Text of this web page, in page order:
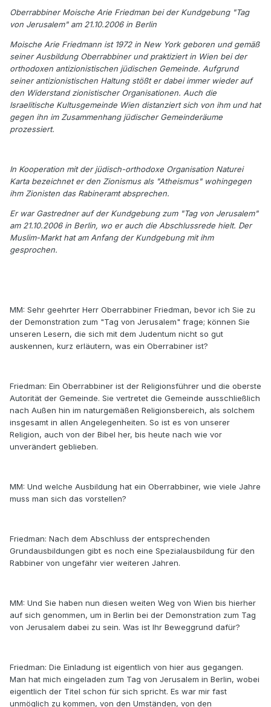
Oberrabbiner Moische Arie Friedman bei der Kundgebung "Tag
von Jerusalem" am 21.10.2006 in Berlin
Moische Arie Friedmann ist 1972 in New York geboren und gemäß
seiner Ausbildung Oberrabbiner und praktiziert in Wien bei der
orthodoxen antizionistischen jüdischen Gemeinde. Aufgrund
seiner antizionistischen Haltung stößt er dabei immer wieder auf
den Widerstand zionistischer Organisationen. Auch die
Israelitische Kultusgemeinde Wien distanziert sich von ihm und hat
gegen ihn im Zusammenhang jüdischer Gemeinderäume
prozessiert.
In Kooperation mit der jüdisch-orthodoxe Organisation Naturei
Karta bezeichnet er den Zionismus als "Atheismus" wohingegen
ihm Zionisten das Rabineramt absprechen.
Er war Gastredner auf der Kundgebung zum "Tag von Jerusalem"
am 21.10.2006 in Berlin, wo er auch die Abschlussrede hielt. Der
Muslim-Markt hat am Anfang der Kundgebung mit ihm
gesprochen.
MM: Sehr geehrter Herr Oberrabbiner Friedman, bevor ich Sie zu
der Demonstration zum "Tag von Jerusalem" frage; können Sie
unseren Lesern, die sich mit dem Judentum nicht so gut
auskennen, kurz erläutern, was ein Oberrabiner ist?
Friedman: Ein Oberrabbiner ist der Religionsführer und die oberste
Autorität der Gemeinde. Sie vertretet die Gemeinde ausschließlich
nach Außen hin im naturgemäßen Religionsbereich, als solchem
insgesamt in allen Angelegenheiten. So ist es von unserer
Religion, auch von der Bibel her, bis heute nach wie vor
unverändert geblieben.
MM: Und welche Ausbildung hat ein Oberrabbiner, wie viele Jahre
muss man sich das vorstellen?
Friedman: Nach dem Abschluss der entsprechenden
Grundausbildungen gibt es noch eine Spezialausbildung für den
Rabbiner von ungefähr vier weiteren Jahren.
MM: Und Sie haben nun diesen weiten Weg von Wien bis hierher
auf sich genommen, um in Berlin bei der Demonstration zum Tag
von Jerusalem dabei zu sein. Was ist Ihr Beweggrund dafür?
Friedman: Die Einladung ist eigentlich von hier aus gegangen.
Man hat mich eingeladen zum Tag von Jerusalem in Berlin, wobei
eigentlich der Titel schon für sich spricht. Es war mir fast
unmöglich zu kommen, von den Umständen, von den